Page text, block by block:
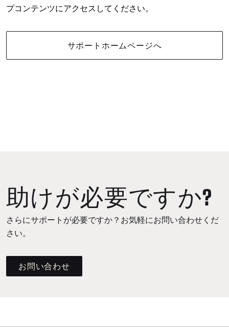
プコンテンツにアクセスしてください。
サポートホームページへ
助けが必要ですか?
さらにサポートが必要ですか？お気軽にお問い合わせくだ
さい。
お問い合わせ